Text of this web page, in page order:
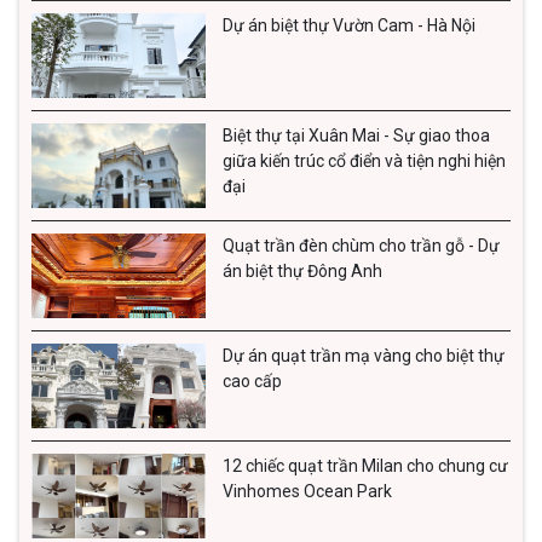
Dự án biệt thự Vườn Cam - Hà Nội
Biệt thự tại Xuân Mai - Sự giao thoa
giữa kiến trúc cổ điển và tiện nghi hiện
đại
Quạt trần đèn chùm cho trần gỗ - Dự
án biệt thự Đông Anh
Dự án quạt trần mạ vàng cho biệt thự
cao cấp
12 chiếc quạt trần Milan cho chung cư
Vinhomes Ocean Park
an toàn cho đèn và người sử dụng.
5. Tấm khuếch tán ánh sáng
Thường được làm từ mica hoặc PMMA chất lượng cao,
có khả năng truyền ánh sáng tốt, không bị ố vàng theo
thời gian. Tấm khuếch tán giúp phân bổ ánh sáng đều
khắp không gian, giảm thiểu hiện tượng chói mắt và tạo
ra ánh sáng mềm mại, dễ chịu.
Lợi ích vượt trội khi sử dụng đèn ốp
trần
Đèn ốp trần đang ngày càng trở nên phổ biến trong thiết
kế nội thất hiện đại. Không chỉ đơn thuần là một thiết bị
chiếu sáng, đèn ốp trần mang đến nhiều lợi ích vượt trội
cho không gian sống của bạn. Hãy cùng khám phá